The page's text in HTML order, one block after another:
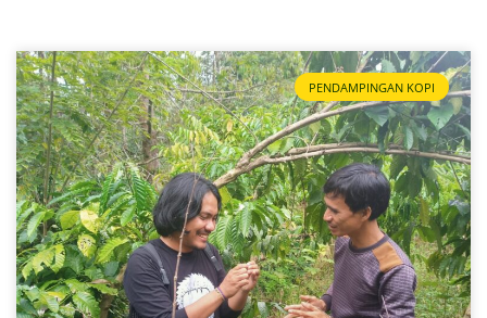
PENDAMPINGAN KOPI